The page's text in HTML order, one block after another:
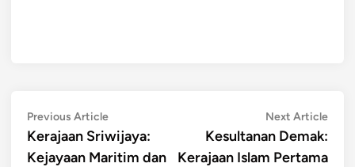
Post
navigation
Previous ArticlePrevious
article:
Kerajaan Sriwijaya:
Kejayaan Maritim dan
Next ArticleNext
Kesultanan Demak:
Kerajaan Islam Pertama